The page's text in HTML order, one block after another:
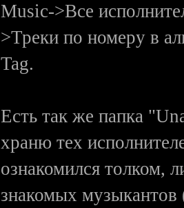
Music->Все
>Треки по номеру в
Tag.
Есть так же папка
храню тех
ознакомился толком,
знакомых